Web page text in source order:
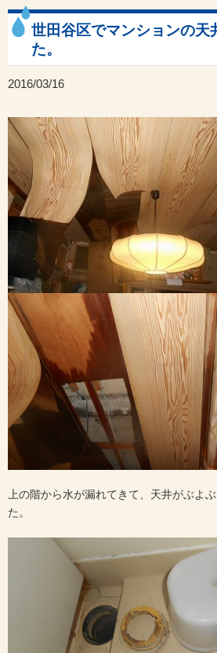
世田谷区でマンションの天
た。
2016/03/16
上の階から水が漏れてきて、天井がぶよ
た。